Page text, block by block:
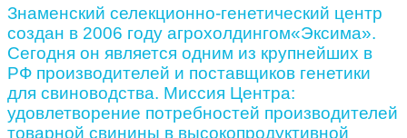
Знаменский селекционно-генетический центр
создан в 2006 году агрохолдингом«Эксима».
Сегодня он является одним из крупнейших в
РФ производителей и поставщиков генетики
для свиноводства. Миссия Центра:
удовлетворение потребностей производителей
товарной свинины в высокопродуктивной